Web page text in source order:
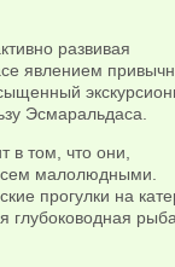
развивая
явлением
Эсмаральдаса.
в том, что они,
малолюдными.
прогулки на
глубоководная